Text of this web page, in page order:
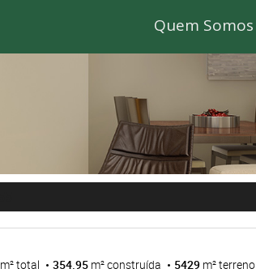
Quem Somos
m² total 354.95 m² construída 5429 m² terreno